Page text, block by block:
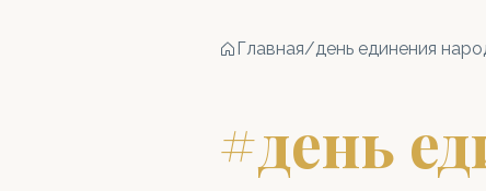
Главная/день единения
#день